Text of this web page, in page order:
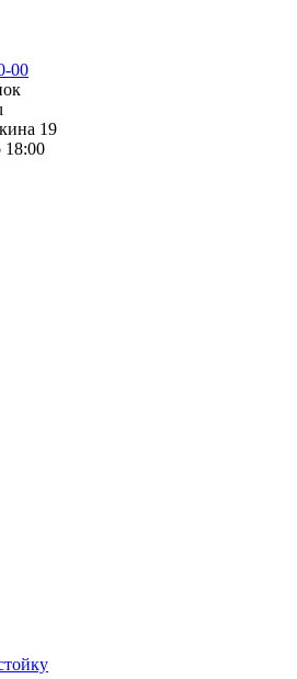
00
19
18:00